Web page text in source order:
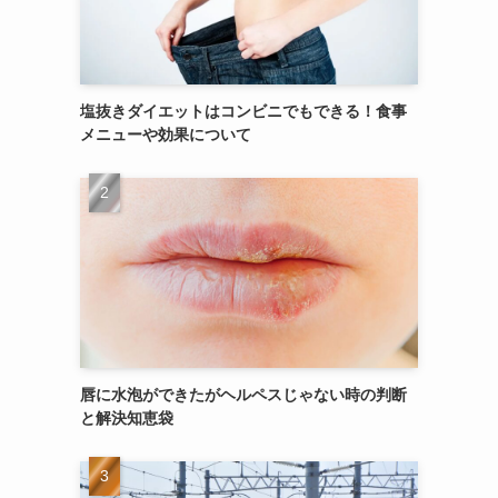
塩抜きダイエットはコンビニでもできる！食事
メニューや効果について
唇に水泡ができたがヘルペスじゃない時の判断
と解決知恵袋